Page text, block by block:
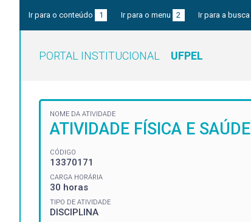
Ir para o conteúdo 1 Ir para o menu 2 Ir para a busca
PORTAL INSTITUCIONAL UFPEL
NOME DA ATIVIDADE
ATIVIDADE FÍSICA E SAÚDE
CÓDIGO
13370171
CARGA HORÁRIA
30 horas
TIPO DE ATIVIDADE
DISCIPLINA